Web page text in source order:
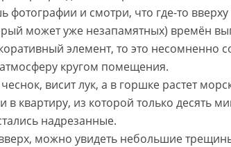
фотографии и смотри, что где-то
может уже незапамятных) времён
элемент, то это несомненно
кругом помещения.
висит лук, а в горшке растет
в квартиру, из которой только десять
надрезанные.
можно увидеть небольшие